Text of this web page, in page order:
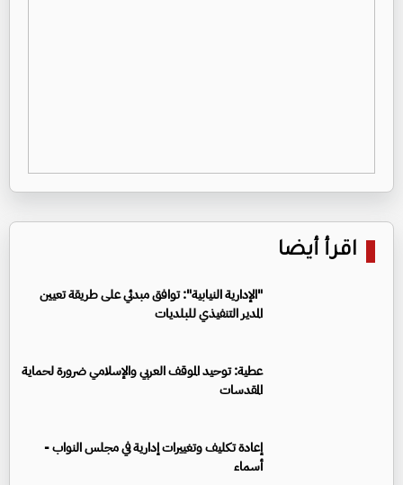
اقرأ أيضا
"الإدارية النيابية": توافق مبدئي على طريقة تعيين
المدير التنفيذي للبلديات
عطية: توحيد الموقف العربي والإسلامي ضرورة لحماية
المقدسات
إعادة تكليف وتغييرات إدارية في مجلس النواب -
أسماء